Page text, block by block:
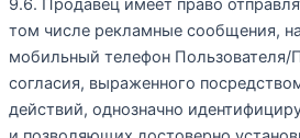
9.6. Продавец имеет право
том числе рекламные сообщения,
мобильный телефон Пользователя/
согласия, выраженного
действий, однозначно